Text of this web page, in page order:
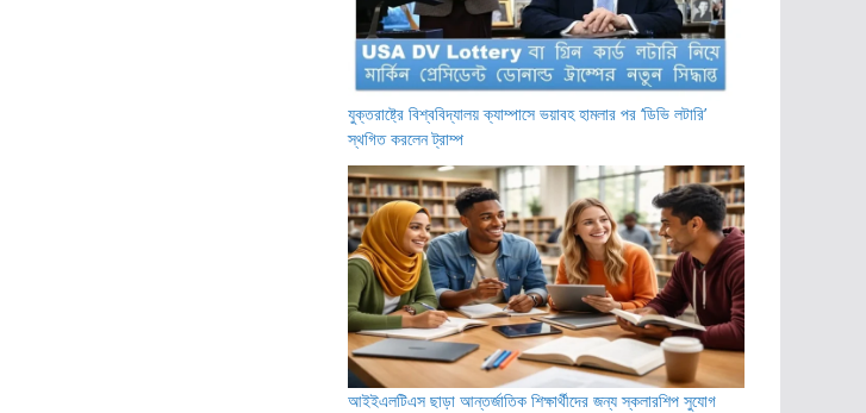
যুক্তরাষ্ট্রে বিশ্ববিদ্যালয় ক্যাম্পাসে ভয়াবহ হামলার পর ‘ডিভি লটারি’
স্থগিত করলেন ট্রাম্প
আইইএলটিএস ছাড়া আন্তর্জাতিক শিক্ষার্থীদের জন্য স্কলারশিপ সুযোগ